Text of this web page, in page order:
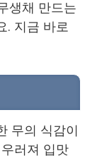
생채 만드는
. 지금 바로
무의 식감이
러져 입맛